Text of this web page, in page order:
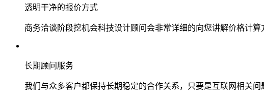
透明干净的报价方式
商务洽谈阶段挖机会科技设计顾问会非常详细的向您讲解价格计
长期顾问服务
我们与众多客户都保持长期稳定的合作关系，只要是互联网相关